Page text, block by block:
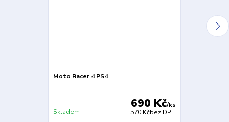
Moto Racer 4 PS4
690 Kč/ks
570 Kčbez DPH
Skladem